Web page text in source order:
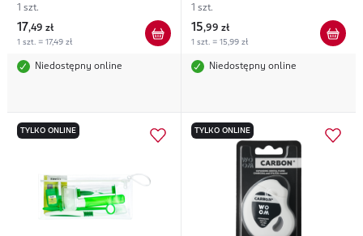
1 szt.
17,49 zł
1 szt. = 17,49 zł
Niedostępny online
Niebieski
1 szt.
15,99 zł
1 szt. = 15,99 zł
Niedostępny online
TYLKO ONLINE TYLKO ONLINE